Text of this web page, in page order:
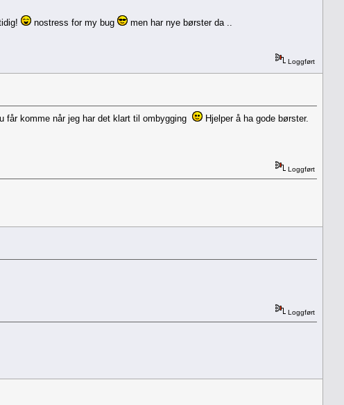
nostress for my bug men har nye børster da ..
Loggført
får komme når jeg har det klart til ombygging
Hjelper å ha gode børster.
Loggført
Loggført